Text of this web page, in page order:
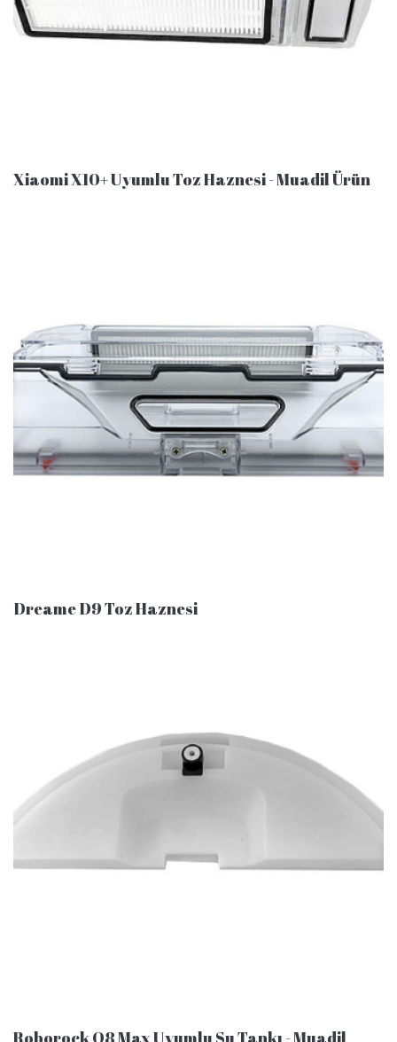
Xiaomi X10+ Uyumlu Toz Haznesi - Muadil Ürün
Dreame D9 Toz Haznesi
Roborock Q8 Max Uyumlu Su Tankı - Muadil